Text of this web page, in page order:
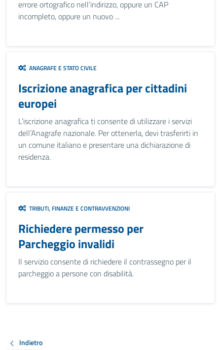
errore ortografico nell’indirizzo, oppure un CAP
incompleto, oppure un nuovo ...
ANAGRAFE E STATO CIVILE
Iscrizione anagrafica per cittadini
europei
L’iscrizione anagrafica ti consente di utilizzare i servizi
dell’Anagrafe nazionale. Per ottenerla, devi trasferirti in
un comune italiano e presentare una dichiarazione di
residenza.
TRIBUTI, FINANZE E CONTRAVVENZIONI
Richiedere permesso per
Parcheggio invalidi
Il servizio consente di richiedere il contrassegno per il
parcheggio a persone con disabilità.
Indietro